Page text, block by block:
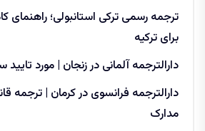
ترجمه رسمی ترکی استانبولی؛ راهنمای
برای ترکیه
دارالترجمه آلمانی در زنجان | مورد تایید
دارالترجمه فرانسوی در کرمان | ترجمه
مدارک